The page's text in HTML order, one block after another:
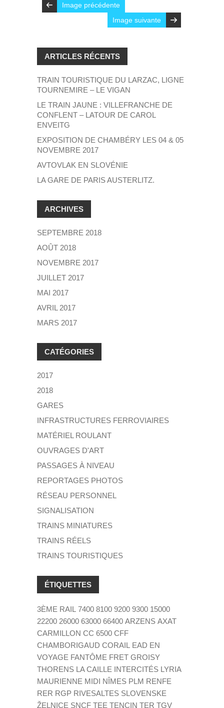
Image précédente
Image suivante
ARTICLES RÉCENTS
TRAIN TOURISTIQUE DU LARZAC, LIGNE
TOURNEMIRE – LE VIGAN
LE TRAIN JAUNE : VILLEFRANCHE DE
CONFLENT – LATOUR DE CAROL
ENVEITG
EXPOSITION DE CHAMBÉRY LES 04 & 05
NOVEMBRE 2017
AVTOVLAK EN SLOVÉNIE
LA GARE DE PARIS AUSTERLITZ.
ARCHIVES
SEPTEMBRE 2018
AOÛT 2018
NOVEMBRE 2017
JUILLET 2017
MAI 2017
AVRIL 2017
MARS 2017
CATÉGORIES
2017
2018
GARES
INFRASTRUCTURES FERROVIAIRES
MATÉRIEL ROULANT
OUVRAGES D'ART
PASSAGES À NIVEAU
REPORTAGES PHOTOS
RÉSEAU PERSONNEL
SIGNALISATION
TRAINS MINIATURES
TRAINS RÉELS
TRAINS TOURISTIQUES
ÉTIQUETTES
3ÈME RAIL 7400 8100 9200 9300 15000
22200 26000 63000 66400 ARZENS AXAT
CARMILLON CC 6500 CFF
CHAMBORIGAUD CORAIL EAD EN
VOYAGE FANTÔME FRET GROISY
THORENS LA CAILLE INTERCITÉS LYRIA
MAURIENNE MIDI NÎMES PLM RENFE
RER RGP RIVESALTES SLOVENSKE
ŽELNICE SNCF TEE TENCIN TER TGV